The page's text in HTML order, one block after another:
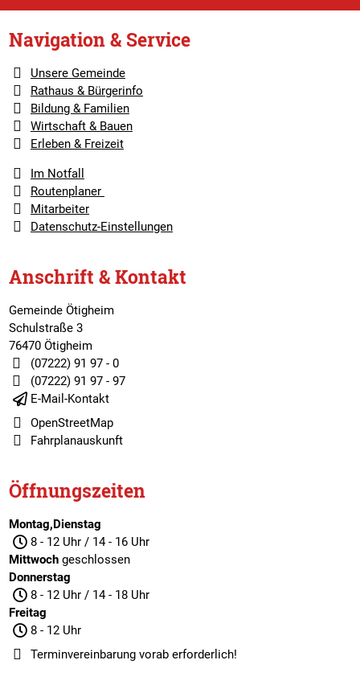
Navigation & Service
Unsere Gemeinde
Rathaus & Bürgerinfo
Bildung & Familien
Wirtschaft & Bauen
Erleben & Freizeit
Im Notfall
Routenplaner
Mitarbeiter
Datenschutz-Einstellungen
Anschrift & Kontakt
Gemeinde Ötigheim
Schulstraße 3
76470 Ötigheim
(07222) 91 97 - 0
(07222) 91 97 - 97
E-Mail-Kontakt
OpenStreetMap
Fahrplanauskunft
Öffnungszeiten
Montag,Dienstag
8 - 12 Uhr / 14 - 16 Uhr
Mittwochgeschlossen
Donnerstag
8 - 12 Uhr / 14 - 18 Uhr
Freitag
8 - 12 Uhr
Terminvereinbarungvorab erforderlich!